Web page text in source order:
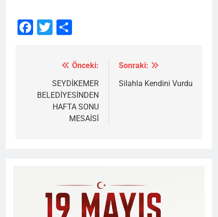
Facebook
Twitter
gezinmesi
Önceki:
SEYDİKEMER
BELEDİYESİNDEN
HAFTA SONU
MESAİSİ
Sonraki:
Silahla Kendini Vurdu